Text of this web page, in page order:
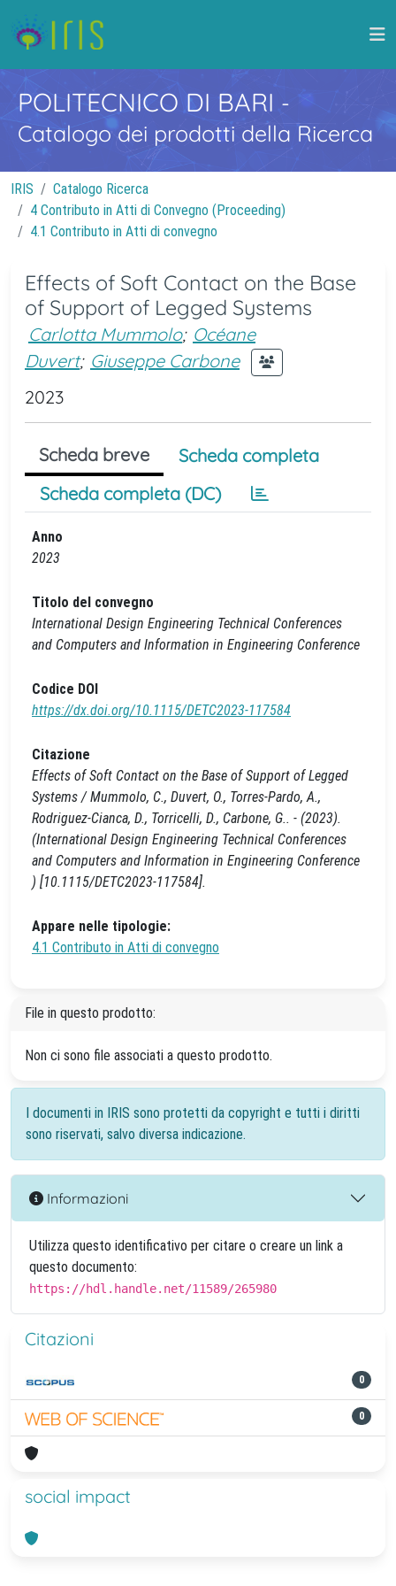
POLITECNICO DI BARI -
Catalogo dei prodotti della Ricerca
IRIS
Catalogo Ricerca
4 Contributo in Atti di Convegno (Proceeding)
4.1 Contributo in Atti di convegno
Effects of Soft Contact on the Base
of Support of Legged Systems
Carlotta Mummolo; Océane
Duvert; Giuseppe Carbone
2023
Scheda breve
Scheda completa
Scheda completa (DC)
Anno
2023
Titolo del convegno
International Design Engineering Technical Conferences
and Computers and Information in Engineering Conference
Codice DOI
https://dx.doi.org/10.1115/DETC2023-117584
Citazione
Effects of Soft Contact on the Base of Support of Legged
Systems / Mummolo, C., Duvert, O., Torres-Pardo, A.,
Rodriguez-Cianca, D., Torricelli, D., Carbone, G.. - (2023).
(International Design Engineering Technical Conferences
and Computers and Information in Engineering Conference
) [10.1115/DETC2023-117584].
Appare nelle tipologie:
4.1 Contributo in Atti di convegno
File in questo prodotto:
Non ci sono file associati a questo prodotto.
I documenti in IRIS sono protetti da copyright e tutti i diritti
sono riservati, salvo diversa indicazione.
Informazioni
Utilizza questo identificativo per citare o creare un link a
questo documento:
https://hdl.handle.net/11589/265980
Citazioni
0
0
social impact